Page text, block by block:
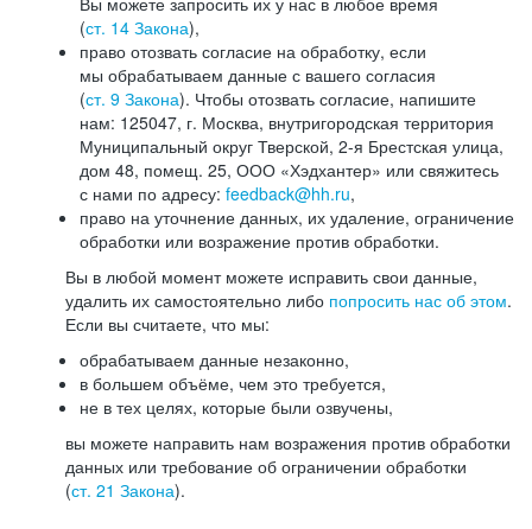
(ст. 14 Закона),
право отозвать согласие на обработку, если
мы обрабатываем данные с вашего согласия
(ст. 9 Закона). Чтобы отозвать согласие, напишите
нам: 125047, г. Москва, внутригородская территория
Муниципальный округ Тверской, 2-я Брестская улица,
дом 48, помещ. 25, ООО «Хэдхантер» или свяжитесь
с нами по адресу: feedback@hh.ru,
право на уточнение данных, их удаление, ограничение
обработки или возражение против обработки.
Вы в любой момент можете исправить свои данные,
удалить их самостоятельно либо попросить нас об этом.
Если вы считаете, что мы:
обрабатываем данные незаконно,
в большем объёме, чем это требуется,
не в тех целях, которые были озвучены,
вы можете направить нам возражения против обработки
данных или требование об ограничении обработки
(ст. 21 Закона).